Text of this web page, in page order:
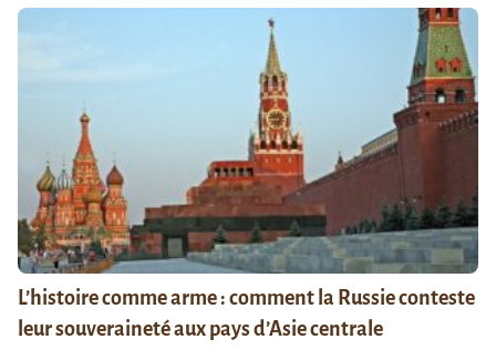
L’histoire comme arme : comment la Russie conteste
leur souveraineté aux pays d’Asie centrale